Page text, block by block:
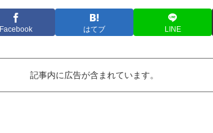
Facebook はてブ LINE
記事内に広告が含まれています。